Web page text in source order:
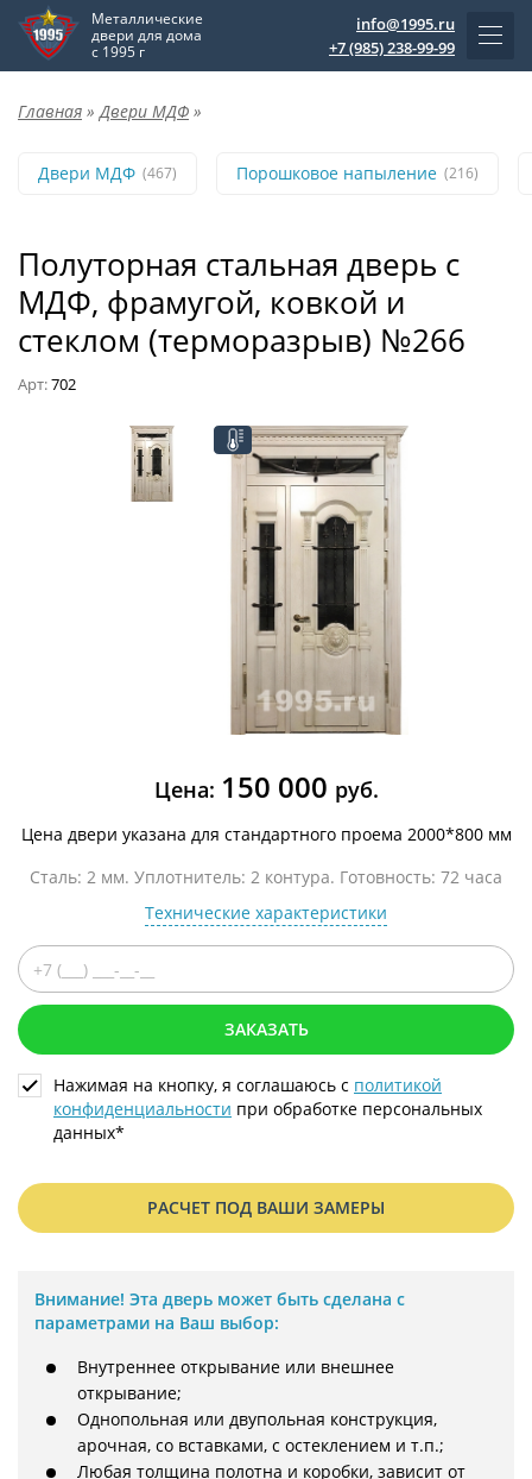
Металлические
двери для дома
с 1995 г
info@1995.ru
+7 (985) 238-99-99
Главная » Двери МДФ »
Двери МДФ (467) Порошковое напыление (216)
Полуторная стальная дверь с
МДФ, фрамугой, ковкой и
стеклом (терморазрыв) №266
Арт:702
Цена: 150 000 руб.
Цена двери указана для стандартного проема 2000*800 мм
Сталь: 2 мм. Уплотнитель: 2 контура. Готовность: 72 часа
Технические характеристики
ЗАКАЗАТЬ
Нажимая на кнопку, я соглашаюсь с политикой
конфиденциальности при обработке персональных
данных*
РАСЧЕТ ПОД ВАШИ ЗАМЕРЫ
Внимание! Эта дверь может быть сделана с
параметрами на Ваш выбор:
Внутреннее открывание или внешнее
открывание;
Однопольная или двупольная конструкция,
арочная, со вставками, с остеклением и т.п.;
Любая толщина полотна и коробки, зависит от